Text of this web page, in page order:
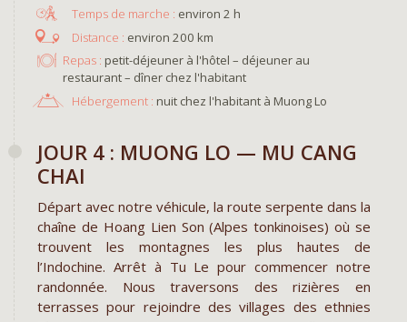
environ 2 h
environ 200 km
Repas : petit-déjeuner à l'hôtel – déjeuner au
restaurant – dîner chez l'habitant
Hébergement : nuit chez l'habitant à Muong Lo ​
JOUR 4 : MUONG LO — MU CANG
CHAI
Départ avec notre véhicule, la route serpente dans la
chaîne de Hoang Lien Son (Alpes tonkinoises) où se
trouvent les montagnes les plus hautes de
l’Indochine. Arrêt à Tu Le pour commencer notre
randonnée. Nous traversons des rizières en
terrasses pour rejoindre des villages des ethnies